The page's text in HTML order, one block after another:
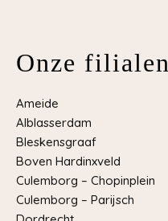
Onze filialen
Ameide
Alblasserdam
Bleskensgraaf
Boven Hardinxveld
Culemborg – Chopinplein
Culemborg – Parijsch